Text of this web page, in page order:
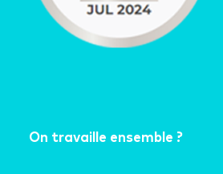
On travaille ensemble ?